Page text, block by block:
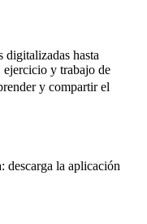
digitalizadas hasta
ejercicio y trabajo de
y compartir el